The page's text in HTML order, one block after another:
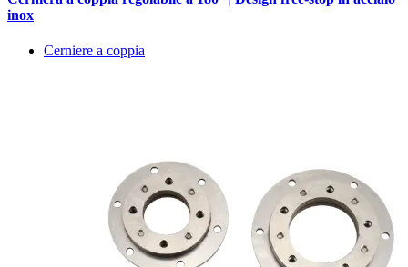
inox
Cerniere a coppia